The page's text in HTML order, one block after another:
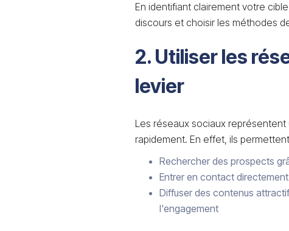
En identifiant clairement votre
discours et choisir les méthodes
2. Utiliser les
levier
Les réseaux sociaux
rapidement. En effet, ils
Rechercher des prospects
Entrer en contact
Diffuser des contenus
l'engagement